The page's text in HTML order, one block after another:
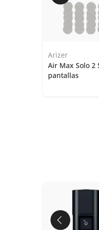
Arizer
Air Max Solo 2
pantallas